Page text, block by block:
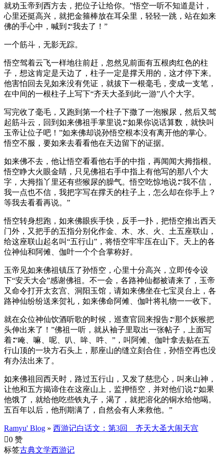
就劝玉帝到西方去，把位子让给你。”悟空一听不知道是计，
心里还挺高兴，就把金箍棒放在耳朵里，轻轻一跳，站在如来
佛的手心中，喊到∶“我去了！”
一个筋斗，无影无踪。
悟空驾着云飞一样地往前赶，忽然见前面有五根肉红色的柱
子，想这肯定是天边了，柱子一定是撑天用的，这才停下来。
他害怕回去见如来没有凭证，就拔下一根毫毛，变成一支笔，
在中间的一根柱子上写下“齐天大圣到此一游”八个大字。
写完收了毫毛，又跑到第一个柱子下撒了一泡猴尿，然后又驾
起筋斗云，回到如来佛祖手掌里说∶“如果你说话算数，就快叫
玉帝让位子吧！”如来佛却说孙悟空根本没有离开他的掌心。
悟空不服，要如来去看看他在天边留下的证据。
如来佛不去，他让悟空看看他右手的中指，再闻闻大拇指根。
悟空睁大火眼金睛，只见佛祖右手中指上有他写的那八个大
字，大拇指丫里还有些猴尿的臊气。悟空吃惊地说∶“我不信，
我一点也不信，我把字写在撑天的柱子上，怎么却在你手上？
等我去看看再说。”
悟空转身想跑，如来佛眼疾手快，反手一扑，把悟空推出西天
门外，又把手的五指分别化作金、木、水、火、土五座联山，
给这座联山起名叫“五行山”，将悟空牢牢压在山下。天上的各
位神仙和阿傩、伽叶一个个合掌称好。
玉帝见如来佛祖镇压了孙悟空，心里十分高兴，立即传令设
下“安天大会”感谢佛祖。不一会，各路神仙都被请来了，玉帝
又命令打开太玄宫、洞阳玉馆，请如来佛坐在七宝灵台上，各
路神仙纷纷送来贺礼，如来佛命阿傩、伽叶将礼物一一收下。
就在众位神仙饮酒听歌的时候，巡查官回来报告∶“那个妖猴把
头伸出来了！”佛祖一听，就从袖子里取出一张帖子，上面写
着∶“唵、嘛、呢、叭、哞、吽、”，叫阿傩、伽叶拿去贴在五
行山顶的一块方石头上，那座山的缝立刻合住，孙悟空再也没
有办法出来了。
如来佛祖回西天时，路过五行山，又发了慈悲心，叫来山神，
让他和五方揭谛住在这座山上，监押悟空，并对他们说∶“如果
他饿了，就给他吃些铁丸子，渴了，就把溶化的铜水给他喝。
五百年以后，他刑期满了，自然会有人来救他。”
Ramyu' Blog » 西游记白话文：第3回 齐天大圣大闹天宫
0 赞
标签古典文学西游记